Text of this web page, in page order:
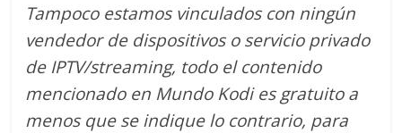
Tampoco estamos vinculados con ningún
vendedor de dispositivos o servicio privado
de IPTV/streaming, todo el contenido
mencionado en Mundo Kodi es gratuito a
menos que se indique lo contrario, para